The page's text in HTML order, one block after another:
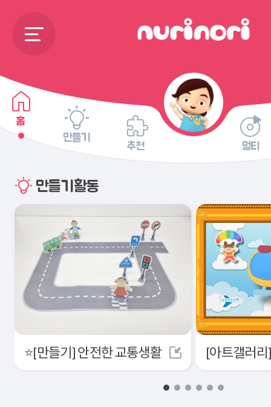
홈
만들기
추천 멀티
만들기활동
⭐[만들기] 안전한 교통생활